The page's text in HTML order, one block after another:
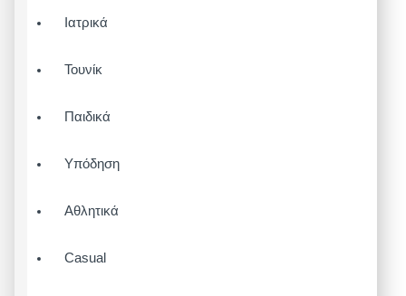
Ιατρικά
Τουνίκ
Παιδικά
Υπόδηση
Αθλητικά
Casual